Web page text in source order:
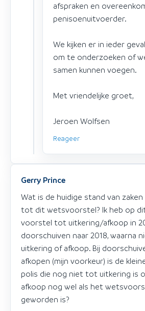
afspraken en
penisoenuitvoerder.
We kijken er in ieder
om te onderzoeken of
samen kunnen voegen.
Met vriendelijke groet,
Jeroen Wolfsen
Reageer
Gerry Prince
Wat is de huidige stand van
tot dit wetsvoorstel? Ik heb op
voorstel tot uitkering/afkoop in
doorschuiven naar 2018, waarna
uitkering of afkoop. Bij
afkopen (mijn voorkeur) is de
polis die nog niet tot uitkering is
afkoop nog wel als het
geworden is?